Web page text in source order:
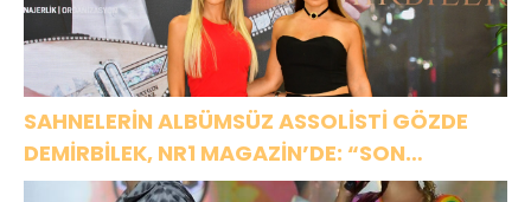
SAHNELERİN ALBÜMSÜZ ASSOLİSTİ GÖZDE
DEMİRBİLEK, NR1 MAGAZİN’DE: “SON
ASSOLİST OLARAK VAR OLACAĞIM!”